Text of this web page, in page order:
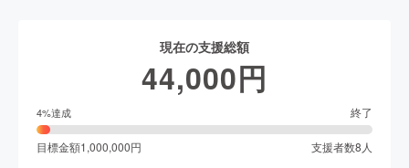
現在の支援総額
44,000円
4%達成 終了
目標金額1,000,000円 支援者数8 人